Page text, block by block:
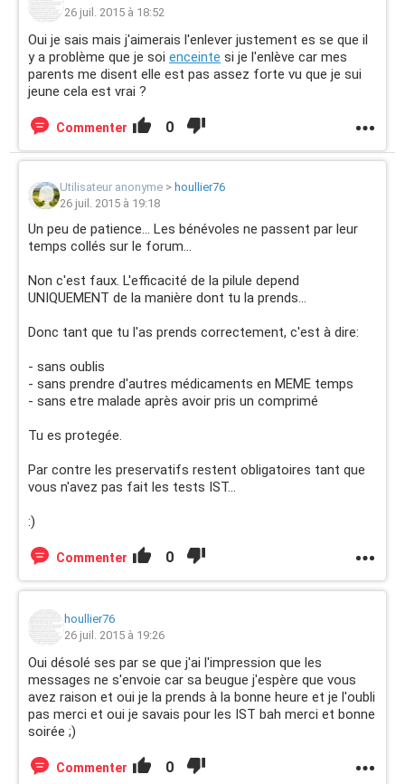
26 juil. 2015 à 18:52
Oui je sais mais j'aimerais l'enlever justement es se que il
y a problème que je soi enceinte si je l'enlève car mes
parents me disent elle est pas assez forte vu que je sui
jeune cela est vrai ?
Commenter 0
Utilisateur anonyme > houllier76
26 juil. 2015 à 19:18
Un peu de patience... Les bénévoles ne passent par leur
temps collés sur le forum...
Non c'est faux. L'efficacité de la pilule depend
UNIQUEMENT de la manière dont tu la prends...
Donc tant que tu l'as prends correctement, c'est à dire:
- sans oublis
- sans prendre d'autres médicaments en MEME temps
- sans etre malade après avoir pris un comprimé
Tu es protegée.
Par contre les preservatifs restent obligatoires tant que
vous n'avez pas fait les tests IST...
:)
Commenter 0
houllier76
26 juil. 2015 à 19:26
Oui désolé ses par se que j'ai l'impression que les
messages ne s'envoie car sa beugue j'espère que vous
avez raison et oui je la prends à la bonne heure et je l'oubli
pas merci et oui je savais pour les IST bah merci et bonne
soirée ;)
Commenter 0